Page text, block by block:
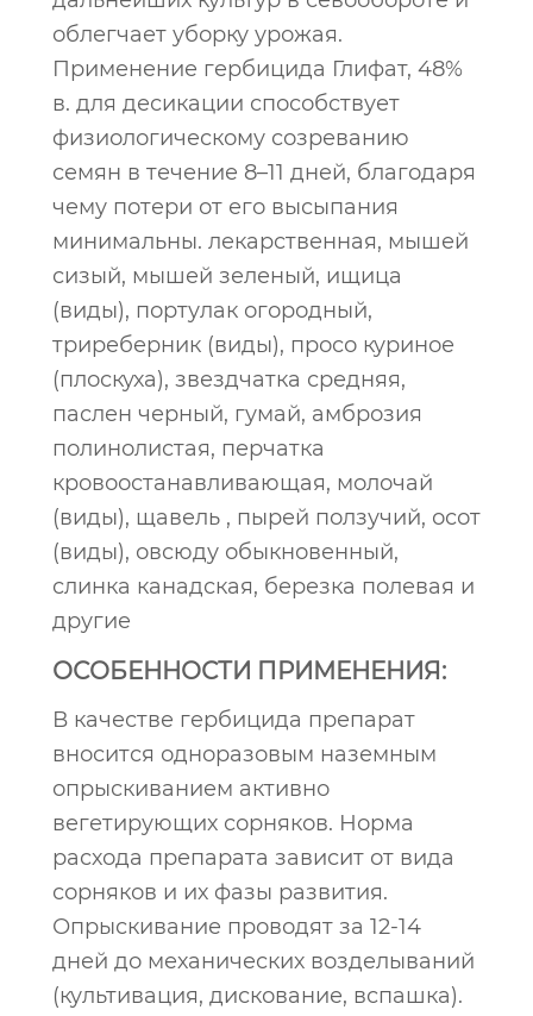
облегчает уборку урожая.
Применение гербицида Глифат, 48%
в. для десикации способствует
физиологическому созреванию
семян в течение 8–11 дней, благодаря
чему потери от его высыпания
минимальны. лекарственная, мышей
сизый, мышей зеленый, ищица
(виды), портулак огородный,
триреберник (виды), просо куриное
(плоскуха), звездчатка средняя, ​​
паслен черный, гумай, амброзия
полинолистая, перчатка
кровоостанавливающая, молочай
(виды), щавель , пырей ползучий, осот
(виды), овсюду обыкновенный,
слинка канадская, березка полевая и
другие
ОСОБЕННОСТИ ПРИМЕНЕНИЯ:
В качестве гербицида препарат
вносится одноразовым наземным
опрыскиванием активно
вегетирующих сорняков. Норма
расхода препарата зависит от вида
сорняков и их фазы развития.
Опрыскивание проводят за 12-14
дней до механических возделываний
(культивация, дискование, вспашка).